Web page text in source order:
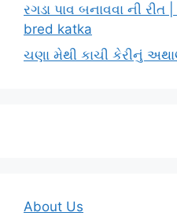
રગડા પાવ બનાવવા ની રીત
bred katka
ચણા મેથી કાચી કેરીનું
About Us